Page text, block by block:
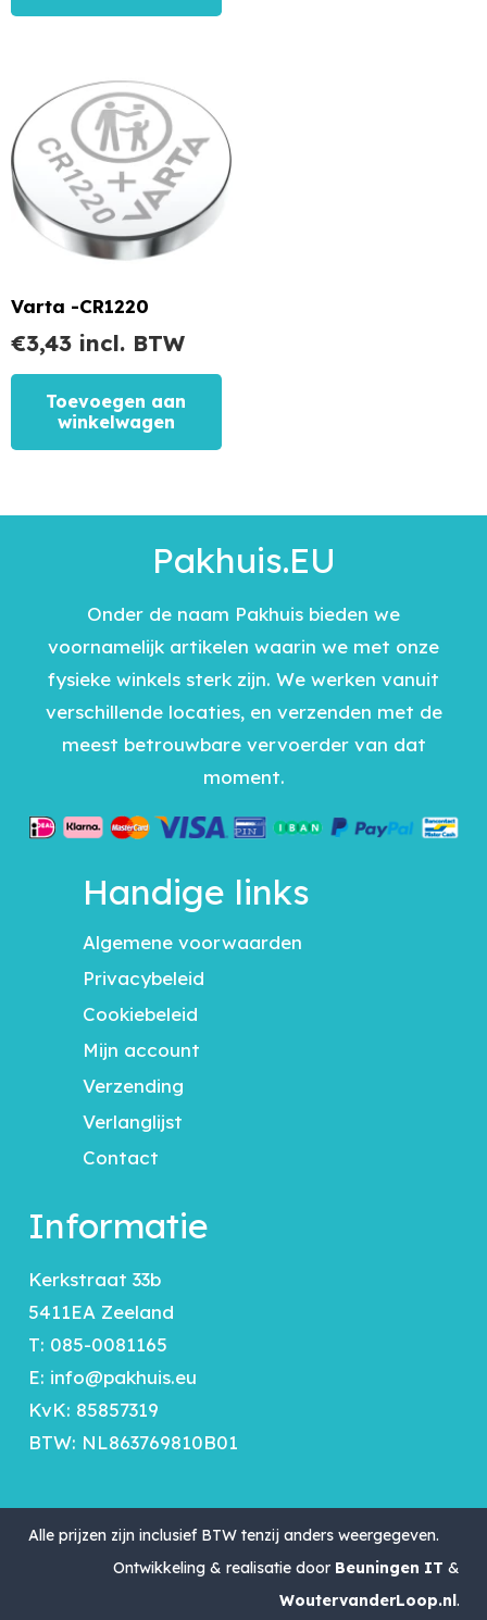
Varta -CR1220
€3,43 incl. BTW
Toevoegen aan
winkelwagen
Pakhuis.EU
Onder de naam Pakhuis bieden we
voornamelijk artikelen waarin we met onze
fysieke winkels sterk zijn. We werken vanuit
verschillende locaties, en verzenden met de
meest betrouwbare vervoerder van dat
moment.
Handige links
Algemene voorwaarden
Privacybeleid
Cookiebeleid
Mijn account
Verzending
Verlanglijst
Contact
Informatie
Kerkstraat 33b
5411EA Zeeland
T: 085-0081165
E: info@pakhuis.eu
KvK: 85857319
BTW: NL863769810B01
Alle prijzen zijn inclusief BTW tenzij anders weergegeven.
Ontwikkeling & realisatie door Beuningen IT &
WoutervanderLoop.nl.